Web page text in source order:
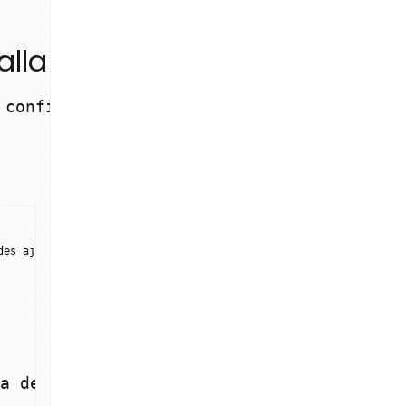
las opciones que desees.
ajustar la resolución, la velocidad de fotogramas, la
de iniciar la grabación. Para